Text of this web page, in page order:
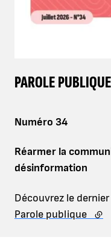
PAROLE
Numéro 34
Réarmer la
désinformation
Découvrez le
Parole publique